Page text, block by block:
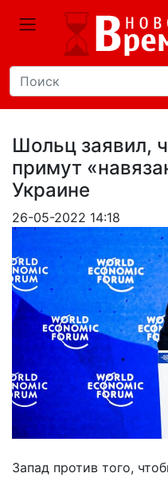
Шольц заявил,
примут
Украине
26-05-2022 14:18
Запад против того,